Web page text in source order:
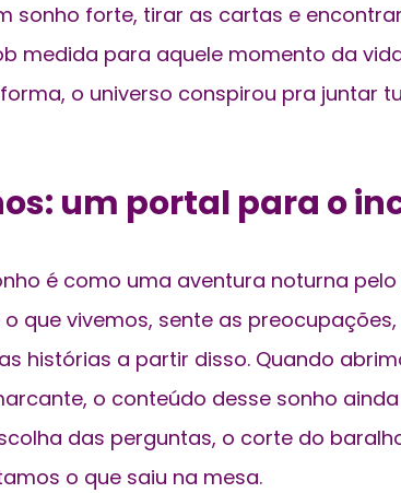
sonho forte, tirar as cartas e
medida para aquele momento da
o universo conspirou pra juntar
um portal para o
é como uma aventura noturna pelo
que vivemos, sente as
histórias a partir disso. Quando
o conteúdo desse sonho
das perguntas, o corte do
o que saiu na mesa.